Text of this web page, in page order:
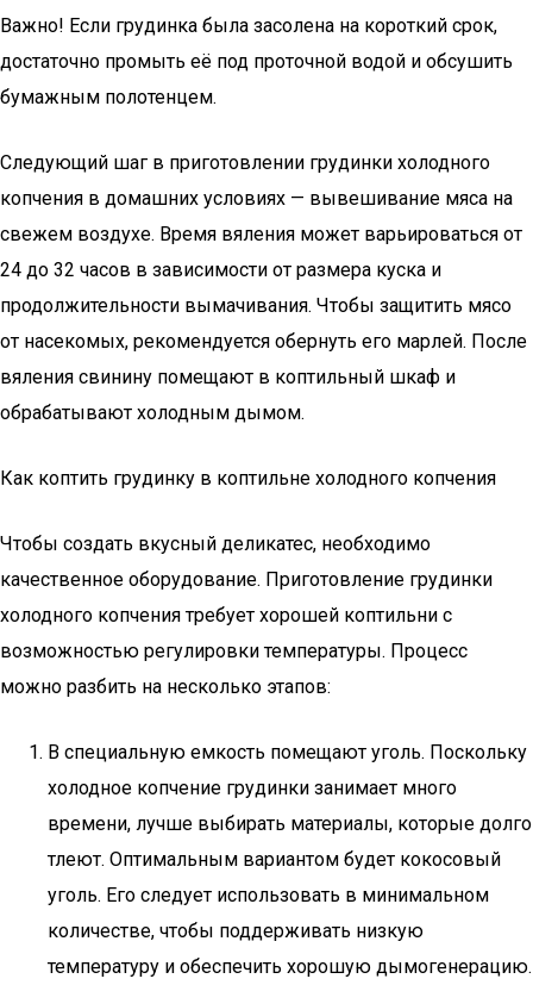
Важно! Если грудинка была засолена на короткий срок,
достаточно промыть её под проточной водой и обсушить
бумажным полотенцем.
Следующий шаг в приготовлении грудинки холодного
копчения в домашних условиях — вывешивание мяса на
свежем воздухе. Время вяления может варьироваться от
24 до 32 часов в зависимости от размера куска и
продолжительности вымачивания. Чтобы защитить мясо
от насекомых, рекомендуется обернуть его марлей. После
вяления свинину помещают в коптильный шкаф и
обрабатывают холодным дымом.
Как коптить грудинку в коптильне холодного копчения
Чтобы создать вкусный деликатес, необходимо
качественное оборудование. Приготовление грудинки
холодного копчения требует хорошей коптильни с
возможностью регулировки температуры. Процесс
можно разбить на несколько этапов:
В специальную емкость помещают уголь. Поскольку
холодное копчение грудинки занимает много
времени, лучше выбирать материалы, которые долго
тлеют. Оптимальным вариантом будет кокосовый
уголь. Его следует использовать в минимальном
количестве, чтобы поддерживать низкую
температуру и обеспечить хорошую дымогенерацию.